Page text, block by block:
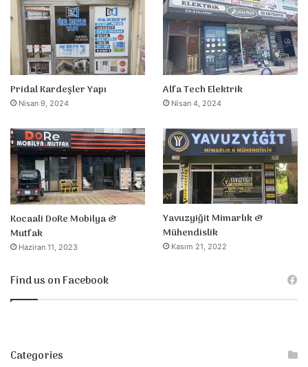
Pridal Kardeşler Yapı
Nisan 9, 2024
Alfa Tech Elektrik
Nisan 4, 2024
Kocaali DoRe Mobilya &
Mutfak
Haziran 11, 2023
Yavuzyiğit Mimarlık &
Mühendislik
Kasım 21, 2022
Find us on Facebook
Categories